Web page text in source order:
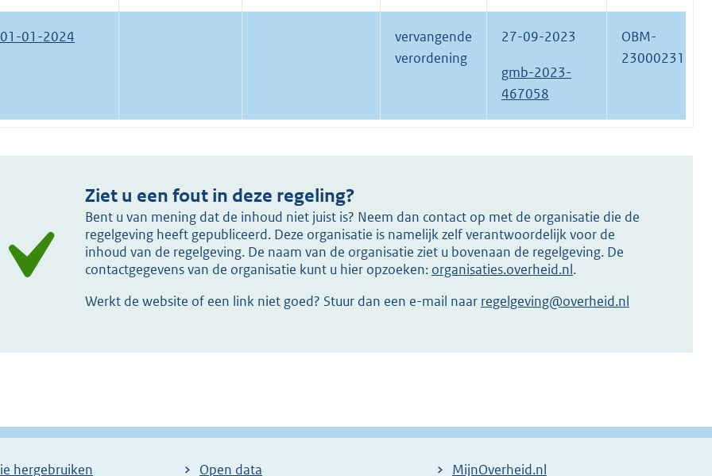
01-01-2024
vervangende
verordening
27-09-2023
gmb-2023-
467058
OBM-
23000231
Ziet u een fout in deze regeling?
Bent u van mening dat de inhoud niet juist is? Neem dan contact op met de organisatie die de
regelgeving heeft gepubliceerd. Deze organisatie is namelijk zelf verantwoordelijk voor de
inhoud van de regelgeving. De naam van de organisatie ziet u bovenaan de regelgeving. De
contactgegevens van de organisatie kunt u hier opzoeken: organisaties.overheid.nl.
Werkt de website of een link niet goed? Stuur dan een e-mail naar regelgeving@overheid.nl
hergebruiken Open data MijnOverheid.nl